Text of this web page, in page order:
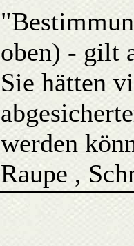
oben) - gilt
Sie hätten
werden
Raupe ,